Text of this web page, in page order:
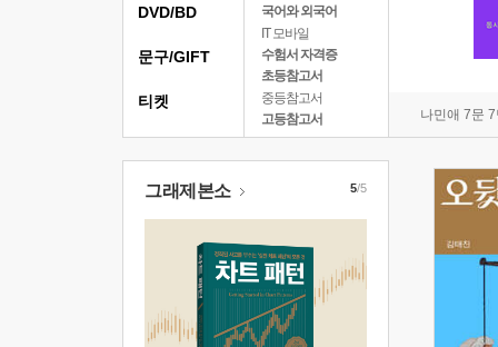
국어와 외국어
IT 모바일
수험서 자격증
초등참고서
중등참고서
고등참고서
나민애 7문
DVD/BD
문구/GIFT
티켓
그래제본소 5/5